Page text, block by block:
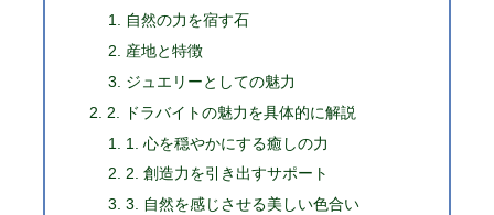
自然の力を宿す石
産地と特徴
ジュエリーとしての魅力
2. ドラバイトの魅力を具体的に解説
1. 心を穏やかにする癒しの力
2. 創造力を引き出すサポート
3. 自然を感じさせる美しい色合い